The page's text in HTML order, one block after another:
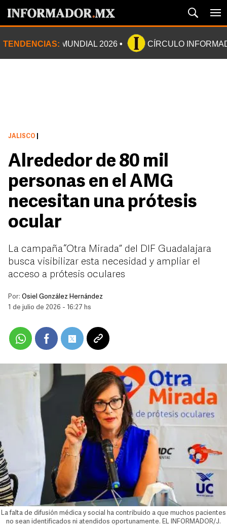
TENDENCIAS: MUNDIAL 2026 CÍRCULO
JALISCO
Alrededor de 80 mil
personas en el AMG
necesitan una prótesis
ocular
La campaña “Otra Mirada” del DIF Guadalajara
busca visibilizar esta necesidad y ampliar el
acceso a prótesis oculares
Por: Osiel González Hernández
1 de julio de 2026 - 16:27 hs
La falta de difusión médica y social ha contribuido a que muchos pacientes
no sean identificados ni atendidos oportunamente. EL INFORMADOR/J.